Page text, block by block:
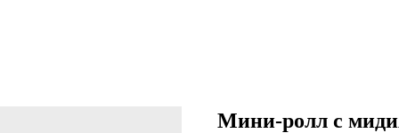
Мини-ролл с